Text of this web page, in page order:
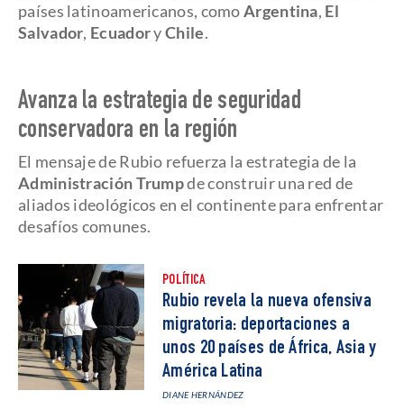
países latinoamericanos, comoArgentina, El
Salvador, EcuadoryChile.
Avanza la estrategia de seguridad
conservadora en la región
El mensaje de Rubio refuerza la estrategia de la
Administración Trumpde construir una red de
aliados ideológicos en el continente para enfrentar
desafíos comunes.
POLÍTICA
Rubio revela la nueva ofensiva
migratoria: deportaciones a
unos 20 países de África, Asia y
América Latina
DIANE HERNÁNDEZ